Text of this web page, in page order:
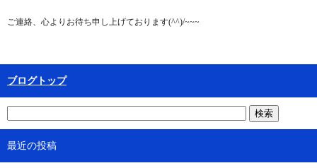
ご連絡、心よりお待ち申し上げております(^^)/~~~
ブログトップ
最近の投稿